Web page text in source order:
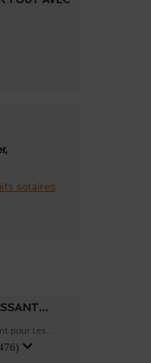
solaires
pour les
acnéiques et